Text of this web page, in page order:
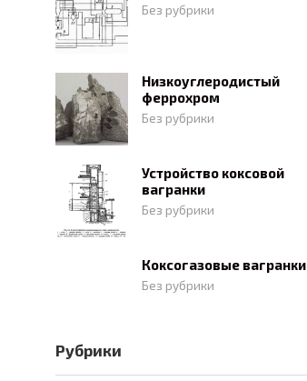
Без рубрики
Низкоуглеродистый
феррохром
Без рубрики
Устройство коксовой
вагранки
Без рубрики
Коксогазовые вагранки
Без рубрики
Рубрики